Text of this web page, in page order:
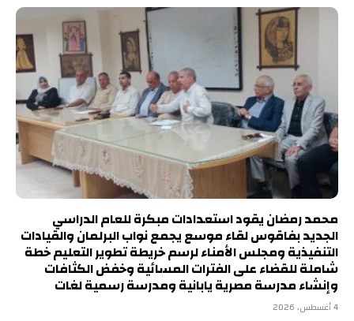
محمد رمضان يقود استعدادات مبكرة للعام الدراسي
الجديد بفاقوس لقاء موسع يجمع نواب البرلمان والقيادات
التنفيذية ومجلس الأمناء لرسم خريطة تطوير التعليم خطة
شاملة للقضاء على الفترات المسائية وخفض الكثافات
وإنشاء مدرسة مصرية يابانية ومدرسة رسمية لغات
4 أغسطس، 2026